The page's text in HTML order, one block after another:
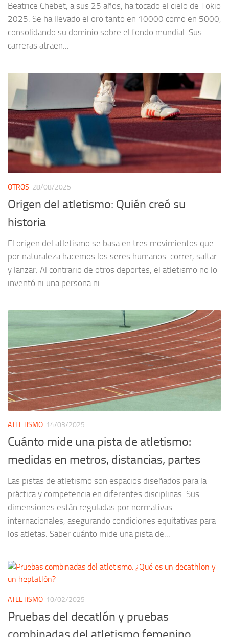
Beatrice Chebet, a sus 25 años, ha tocado el cielo de Tokio
2025. Se ha llevado el oro tanto en 10000 como en 5000,
consolidando su dominio sobre el fondo mundial. Sus
carreras atraen...
OTROS 28/08/2025
Origen del atletismo: Quién creó su
historia
El origen del atletismo se basa en tres movimientos que
por naturaleza hacemos los seres humanos: correr, saltar
y lanzar. Al contrario de otros deportes, el atletismo no lo
inventó ni una persona ni...
ATLETISMO 14/03/2025
Cuánto mide una pista de atletismo:
medidas en metros, distancias, partes
Las pistas de atletismo son espacios diseñados para la
práctica y competencia en diferentes disciplinas. Sus
dimensiones están reguladas por normativas
internacionales, asegurando condiciones equitativas para
los atletas. Saber cuánto mide una pista de...
ATLETISMO 10/02/2025
Pruebas del decatlón y pruebas